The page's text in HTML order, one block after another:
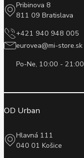
Pribinova 8
811 09 Bratislava
+421 940 948 005
eurovea@mi-store.sk
Po-Ne, 10:00 - 21:00
OD Urban
Hlavná 111
040 01 Košice